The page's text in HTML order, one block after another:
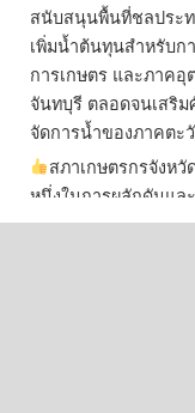
สนับสนุนพื้นที่ชลประท
เพิ่มน้ำต้นทุนสำหรับก
การเกษตร และภาคอุ
จันทบุรี ตลอดจนเสริ
จัดการน้ำของภาคตะ
สภาเกษตรกรจังห
หนึ่งในการผลักดันแล
บทเพื่อพั ...See More
ไม่สามารถดูเนื้อห
สภาเกษตรก